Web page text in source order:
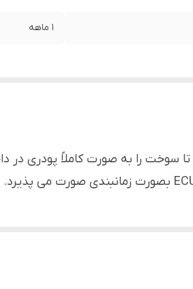
1 ماهه
تا سوخت را به صورت کاملاً پودری